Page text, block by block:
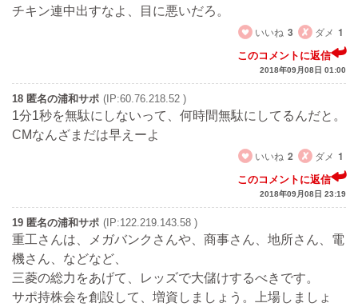
チキン連中出すなよ、目に悪いだろ。
いいね 3 ダメ 1
このコメントに返信
2018年09月08日 01:00
18 匿名の浦和サポ (IP:60.76.218.52 )
1分1秒を無駄にしないって、何時間無駄にしてるんだと。
CMなんざまだは早えーよ
いいね 2 ダメ 1
このコメントに返信
2018年09月08日 23:19
19 匿名の浦和サポ (IP:122.219.143.58 )
重工さんは、メガバンクさんや、商事さん、地所さん、電
機さん、などなど、
三菱の総力をあげて、レッズで大儲けするべきです。
サポ持株会を創設して、増資しましょう。上場しましょ